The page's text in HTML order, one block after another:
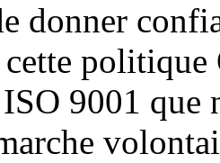
donner
politique
9001 que